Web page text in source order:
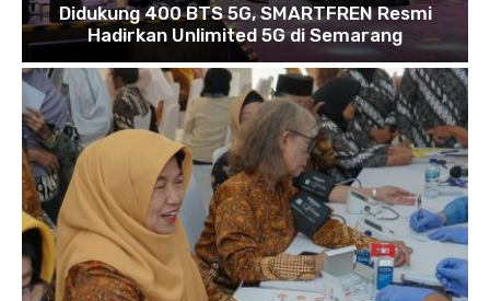
Didukung 400 BTS 5G, SMARTFREN Resmi
Hadirkan Unlimited 5G di Semarang